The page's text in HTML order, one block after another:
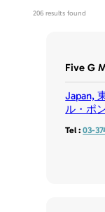
206 results found
Five G
Japan,
ル・ポ
Tel :03-